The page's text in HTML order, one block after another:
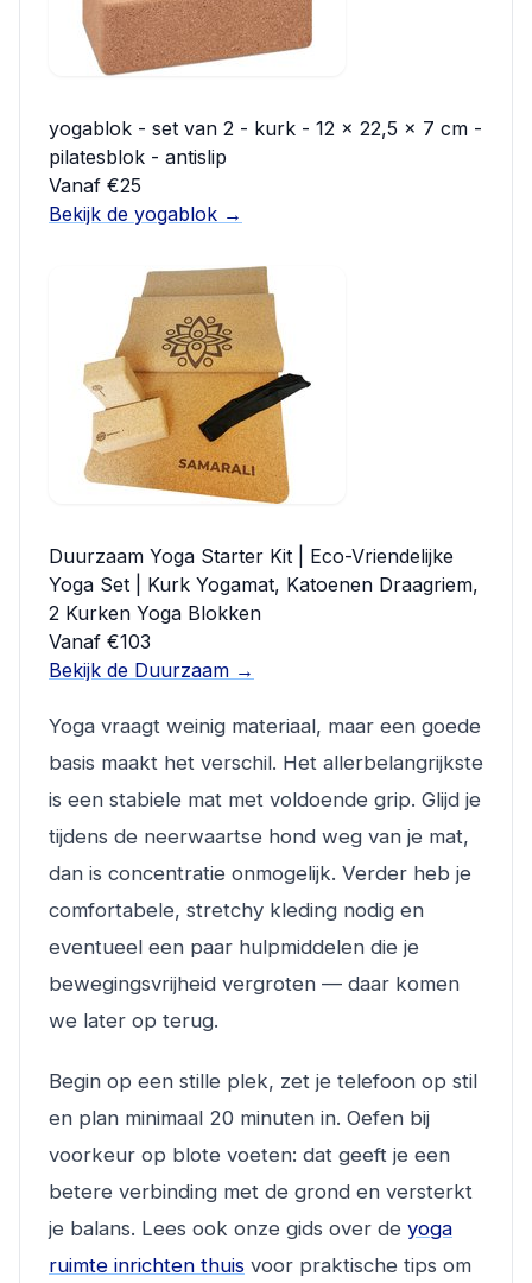
yogablok - set van 2 - kurk - 12 x 22,5 x 7 cm -
pilatesblok - antislip
Vanaf €25
Bekijk de yogablok →
Duurzaam Yoga Starter Kit | Eco-Vriendelijke
Yoga Set | Kurk Yogamat, Katoenen Draagriem,
2 Kurken Yoga Blokken
Vanaf €103
Bekijk de Duurzaam →
Yoga vraagt weinig materiaal, maar een goede
basis maakt het verschil. Het allerbelangrijkste
is een stabiele mat met voldoende grip. Glijd je
tijdens de neerwaartse hond weg van je mat,
dan is concentratie onmogelijk. Verder heb je
comfortabele, stretchy kleding nodig en
eventueel een paar hulpmiddelen die je
bewegingsvrijheid vergroten — daar komen
we later op terug.
Begin op een stille plek, zet je telefoon op stil
en plan minimaal 20 minuten in. Oefen bij
voorkeur op blote voeten: dat geeft je een
betere verbinding met de grond en versterkt
je balans. Lees ook onze gids over de yoga
ruimte inrichten thuis voor praktische tips om